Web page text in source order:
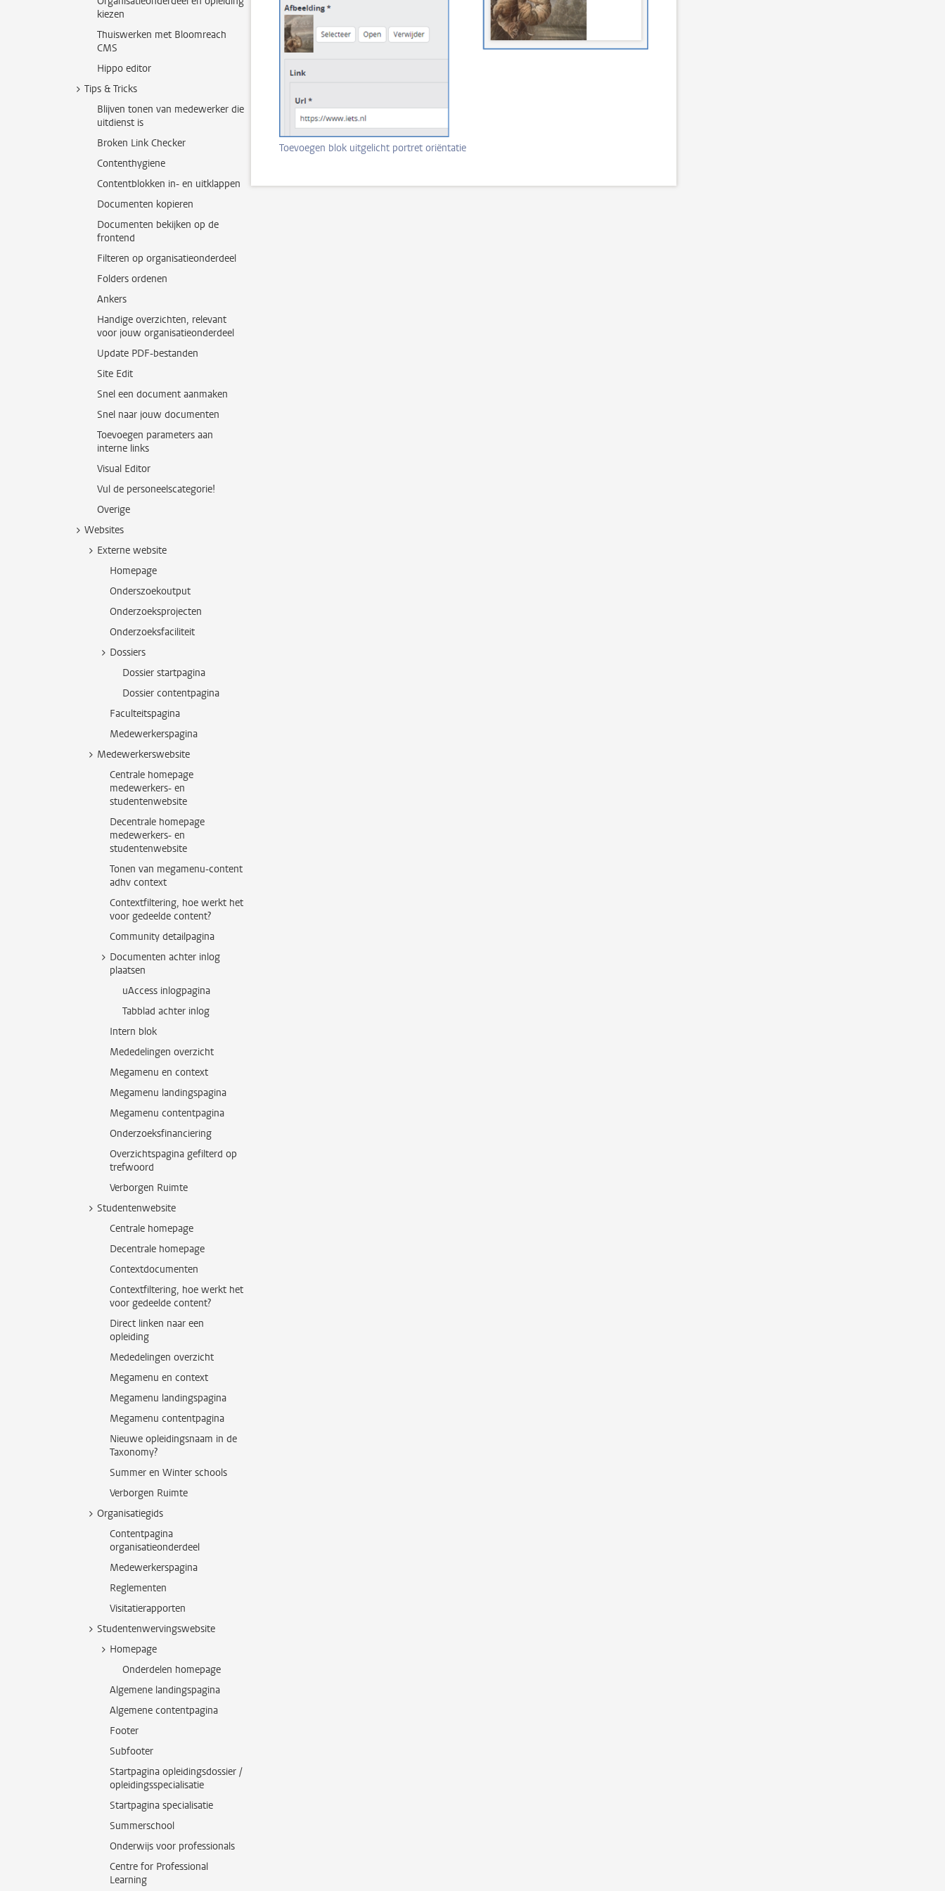
kiezen
Thuiswerken met Bloomreach
CMS
Hippo editor
Tips & Tricks
Blijven tonen van medewerker die
uitdienst is
Broken Link Checker
Contenthygiene
Contentblokken in- en uitklappen
Documenten kopieren
Documenten bekijken op de
frontend
Filteren op organisatieonderdeel
Folders ordenen
Ankers
Handige overzichten, relevant
voor jouw organisatieonderdeel
Update PDF-bestanden
Site Edit
Snel een document aanmaken
Snel naar jouw documenten
Toevoegen parameters aan
interne links
Visual Editor
Vul de personeelscategorie!
Overige
Websites
Externe website
Homepage
Onderszoekoutput
Onderzoeksprojecten
Onderzoeksfaciliteit
Dossiers
Dossier startpagina
Dossier contentpagina
Faculteitspagina
Medewerkerspagina
Medewerkerswebsite
Centrale homepage
medewerkers- en
studentenwebsite
Decentrale homepage
medewerkers- en
studentenwebsite
Tonen van megamenu-content
adhv context
Contextfiltering, hoe werkt het
voor gedeelde content?
Community detailpagina
Documenten achter inlog
plaatsen
uAccess inlogpagina
Tabblad achter inlog
Intern blok
Mededelingen overzicht
Megamenu en context
Megamenu landingspagina
Megamenu contentpagina
Onderzoeksfinanciering
Overzichtspagina gefilterd op
trefwoord
Verborgen Ruimte
Studentenwebsite
Centrale homepage
Decentrale homepage
Contextdocumenten
Contextfiltering, hoe werkt het
voor gedeelde content?
Direct linken naar een
opleiding
Mededelingen overzicht
Megamenu en context
Megamenu landingspagina
Megamenu contentpagina
Nieuwe opleidingsnaam in de
Taxonomy?
Summer en Winter schools
Verborgen Ruimte
Organisatiegids
Contentpagina
organisatieonderdeel
Medewerkerspagina
Reglementen
Visitatierapporten
Studentenwervingswebsite
Homepage
Onderdelen homepage
Algemene landingspagina
Algemene contentpagina
Footer
Subfooter
Startpagina opleidingsdossier /
opleidingsspecialisatie
Startpagina specialisatie
Summerschool
Onderwijs voor professionals
Centre for Professional
Learning
Toevoegen blok uitgelicht portret oriëntatie